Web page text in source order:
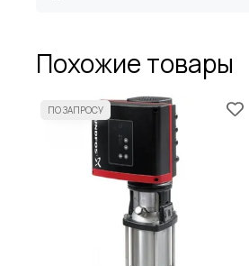
Похожие товары